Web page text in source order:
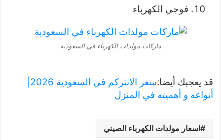
فوجي الكهرباء
ماركات مولدات الكهرباء في السعودية
قد يعجبك أيضا:
أنواعه و أهميته في المنزل
اسعار مولدات الكهرباء الصيني